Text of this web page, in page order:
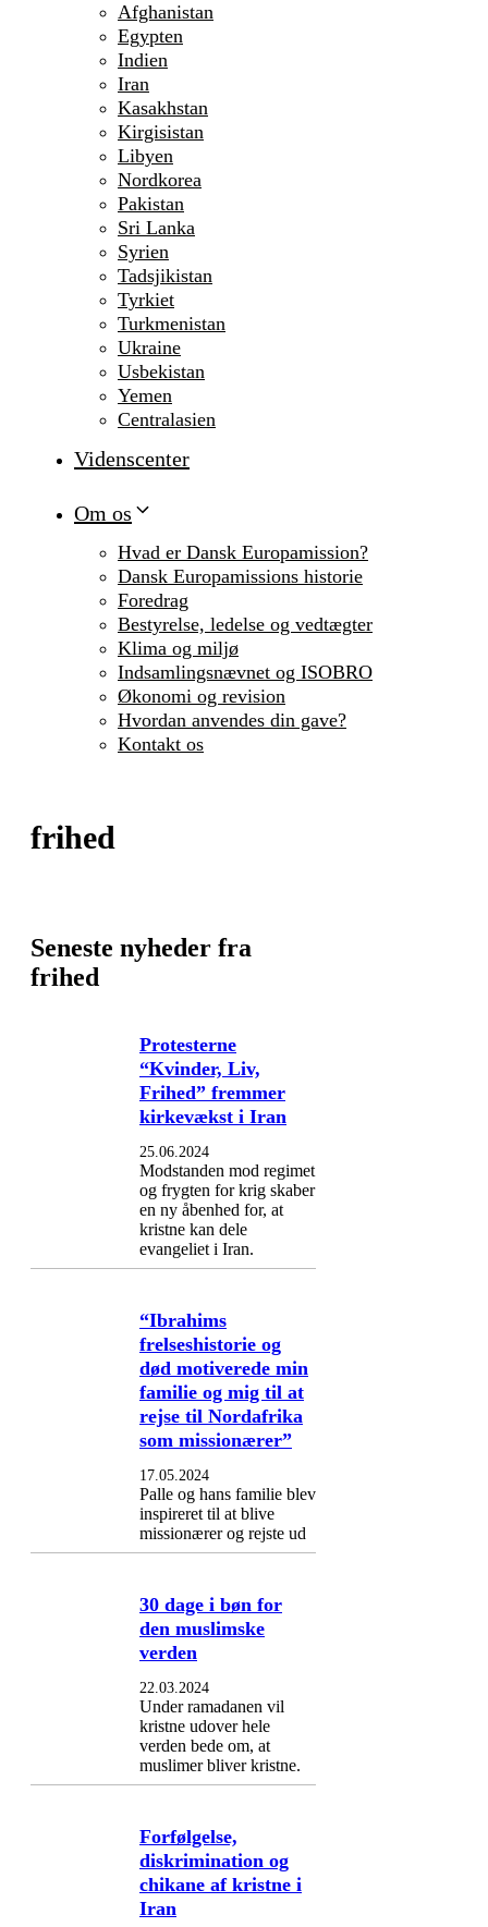
Afghanistan
Egypten
Indien
Iran
Kasakhstan
Kirgisistan
Libyen
Nordkorea
Pakistan
Sri Lanka
Syrien
Tadsjikistan
Tyrkiet
Turkmenistan
Ukraine
Usbekistan
Yemen
Centralasien
Videnscenter
Om os
Hvad er Dansk Europamission?
Dansk Europamissions historie
Foredrag
Bestyrelse, ledelse og vedtægter
Klima og miljø
Indsamlingsnævnet og ISOBRO
Økonomi og revision
Hvordan anvendes din gave?
Kontakt os
frihed
Seneste nyheder fra
frihed
Protesterne
“Kvinder, Liv,
Frihed” fremmer
kirkevækst i Iran
25.06.2024
Modstanden mod regimet
og frygten for krig skaber
en ny åbenhed for, at
kristne kan dele
evangeliet i Iran.
“Ibrahims
frelseshistorie og
død motiverede min
familie og mig til at
rejse til Nordafrika
som missionærer”
17.05.2024
Palle og hans familie blev
inspireret til at blive
missionærer og rejste ud
30 dage i bøn for
den muslimske
verden
22.03.2024
Under ramadanen vil
kristne udover hele
verden bede om, at
muslimer bliver kristne.
Forfølgelse,
diskrimination og
chikane af kristne i
Iran